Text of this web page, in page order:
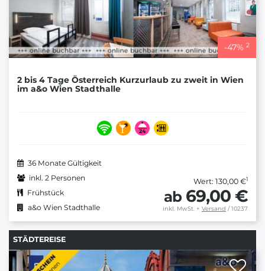
-47% 2
2 bis 4 Tage Österreich Kurzurlaub zu zweit in Wien
im a&o Wien Stadthalle
36 Monate Gültigkeit
inkl. 2 Personen
Frühstück
a&o Wien Stadthalle
Wert: 130,00 €1
ab 69,00 €
inkl. MwSt. + Versand / 10237
STÄDTEREISE